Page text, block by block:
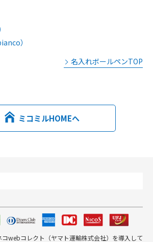
）
名入れボールペンTOP
ミコミルHOMEへ
webコレクト（ヤマト運輸株式会社）を導入して